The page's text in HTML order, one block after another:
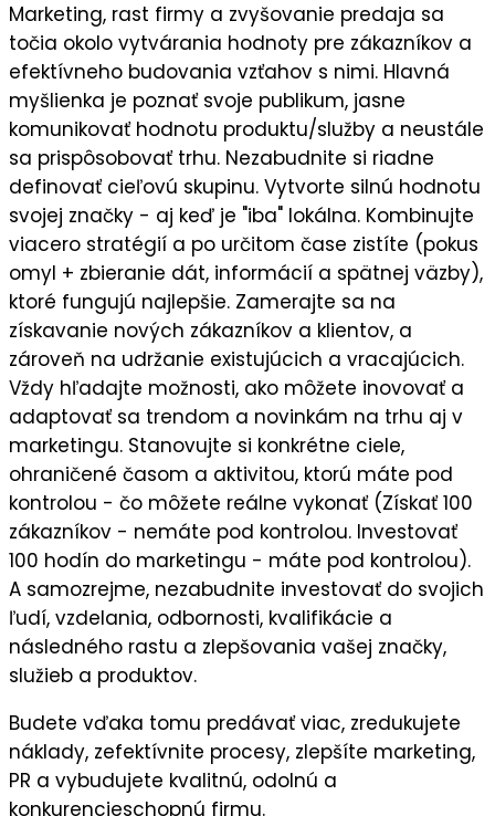
Marketing, rast firmy a zvyšovanie predaja sa
točia okolo vytvárania hodnoty pre zákazníkov a
efektívneho budovania vzťahov s nimi. Hlavná
myšlienka je poznať svoje publikum, jasne
komunikovať hodnotu produktu/služby a neustále
sa prispôsobovať trhu. Nezabudnite si riadne
definovať cieľovú skupinu. Vytvorte silnú hodnotu
svojej značky - aj keď je "iba" lokálna. Kombinujte
viacero stratégií a po určitom čase zistíte (pokus
omyl + zbieranie dát, informácií a spätnej väzby),
ktoré fungujú najlepšie. Zamerajte sa na
získavanie nových zákazníkov a klientov, a
zároveň na udržanie existujúcich a vracajúcich.
Vždy hľadajte možnosti, ako môžete inovovať a
adaptovať sa trendom a novinkám na trhu aj v
marketingu. Stanovujte si konkrétne ciele,
ohraničené časom a aktivitou, ktorú máte pod
kontrolou - čo môžete reálne vykonať (Získať 100
zákazníkov - nemáte pod kontrolou. Investovať
100 hodín do marketingu - máte pod kontrolou).
A samozrejme, nezabudnite investovať do svojich
ľudí, vzdelania, odbornosti, kvalifikácie a
následného rastu a zlepšovania vašej značky,
služieb a produktov.
Budete vďaka tomu predávať viac, zredukujete
náklady, zefektívnite procesy, zlepšíte marketing,
PR a vybudujete kvalitnú, odolnú a
konkurencieschopnú firmu.